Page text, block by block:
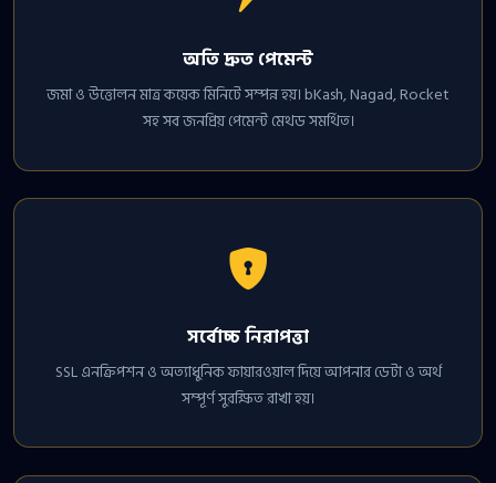
অতি দ্রুত পেমেন্ট
জমা ও উত্তোলন মাত্র কয়েক মিনিটে সম্পন্ন হয়। bKash, Nagad, Rocket
সহ সব জনপ্রিয় পেমেন্ট মেথড সমর্থিত।
সর্বোচ্চ নিরাপত্তা
SSL এনক্রিপশন ও অত্যাধুনিক ফায়ারওয়াল দিয়ে আপনার ডেটা ও অর্থ
সম্পূর্ণ সুরক্ষিত রাখা হয়।